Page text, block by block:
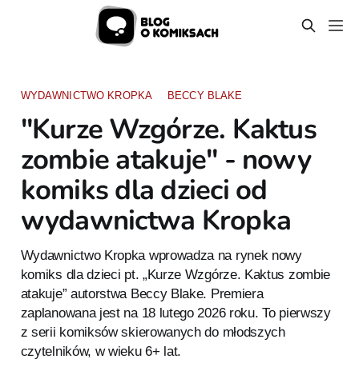
WYDAWNICTWO KROPKA BECCY BLAKE
"Kurze Wzgórze. Kaktus
zombie atakuje" - nowy
komiks dla dzieci od
wydawnictwa Kropka
Wydawnictwo Kropka wprowadza na rynek nowy
komiks dla dzieci pt. „Kurze Wzgórze. Kaktus zombie
atakuje” autorstwa Beccy Blake. Premiera
zaplanowana jest na 18 lutego 2026 roku. To pierwszy
z serii komiksów skierowanych do młodszych
czytelników, w wieku 6+ lat.